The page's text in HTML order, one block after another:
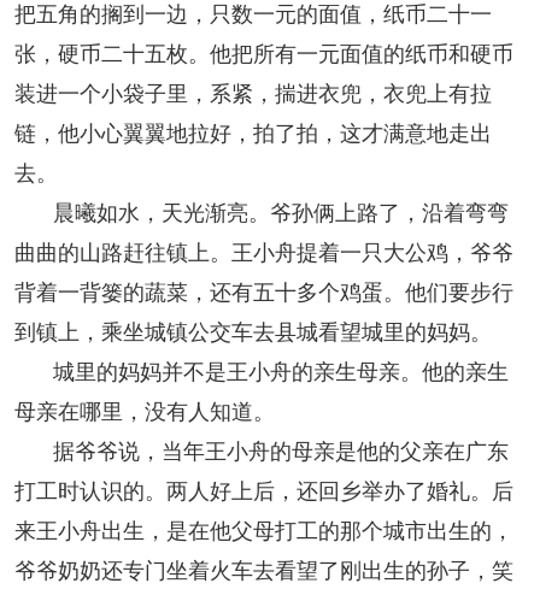
把五角的搁到一边，只数一元的面值，纸币二十一
张，硬币二十五枚。他把所有一元面值的纸币和硬币
装进一个小袋子里，系紧，揣进衣兜，衣兜上有拉
链，他小心翼翼地拉好，拍了拍，这才满意地走出
去。
晨曦如水，天光渐亮。爷孙俩上路了，沿着弯弯
曲曲的山路赶往镇上。王小舟提着一只大公鸡，爷爷
背着一背篓的蔬菜，还有五十多个鸡蛋。他们要步行
到镇上，乘坐城镇公交车去县城看望城里的妈妈。
城里的妈妈并不是王小舟的亲生母亲。他的亲生
母亲在哪里，没有人知道。
据爷爷说，当年王小舟的母亲是他的父亲在广东
打工时认识的。两人好上后，还回乡举办了婚礼。后
来王小舟出生，是在他父母打工的那个城市出生的，
爷爷奶奶还专门坐着火车去看望了刚出生的孙子，笑